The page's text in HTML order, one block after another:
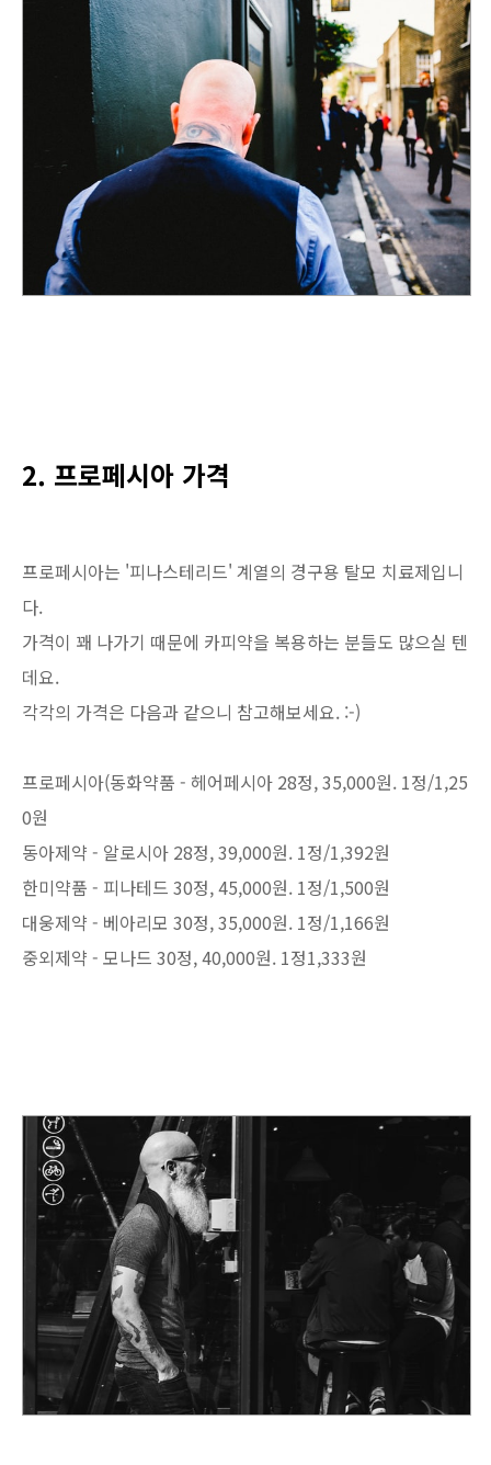
2. 프로페시아 가격
프로페시아는 '피나스테리드' 계열의 경구용 탈모 치료제입니
다.
가격이 꽤 나가기 때문에 카피약을 복용하는 분들도 많으실 텐
데요.
각각의 가격은 다음과 같으니 참고해보세요. :-)
프로페시아(동화약품 - 헤어페시아 28정, 35,000원. 1정/1,25
0원
동아제약 - 알로시아 28정, 39,000원. 1정/1,392원
한미약품 - 피나테드 30정, 45,000원. 1정/1,500원
대웅제약 - 베아리모 30정, 35,000원. 1정/1,166원
중외제약 - 모나드 30정, 40,000원. 1정1,333원